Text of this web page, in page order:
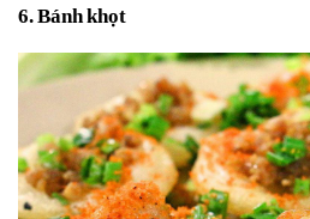
6. Bánh khọt